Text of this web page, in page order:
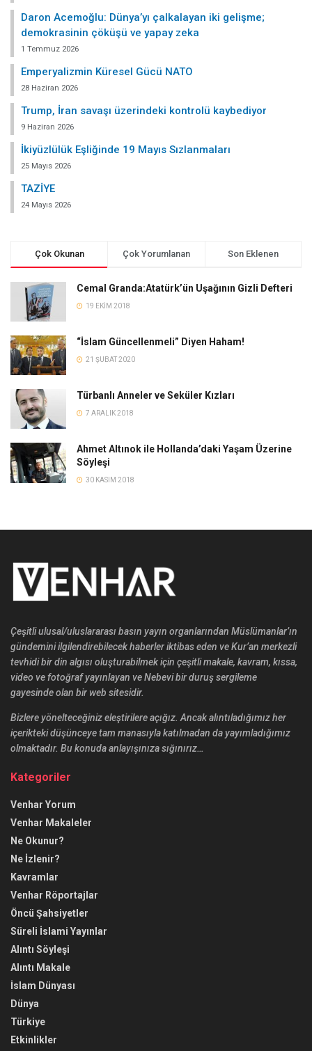
Daron Acemoğlu: Dünya’yı çalkalayan iki gelişme;
demokrasinin çöküşü ve yapay zeka
1 Temmuz 2026
Emperyalizmin Küresel Gücü NATO
28 Haziran 2026
Trump, İran savaşı üzerindeki kontrolü kaybediyor
9 Haziran 2026
İkiyüzlülük Eşliğinde 19 Mayıs Sızlanmaları
25 Mayıs 2026
TAZİYE
24 Mayıs 2026
Çok Okunan Çok Yorumlanan Son Eklenen
Cemal Granda:Atatürk’ün Uşağının Gizli Defteri
19 EKIM 2018
“İslam Güncellenmeli” Diyen Haham!
21 ŞUBAT 2020
Türbanlı Anneler ve Seküler Kızları
7 ARALIK 2018
Ahmet Altınok ile Hollanda’daki Yaşam Üzerine
Söyleşi
30 KASIM 2018
Çeşitli ulusal/uluslararası basın yayın organlarından Müslümanlar’ın
gündemini ilgilendirebilecek haberler iktibas eden ve Kur’an merkezli
tevhidi bir din algısı oluşturabilmek için çeşitli makale, kavram, kıssa,
video ve fotoğraf yayınlayan ve Nebevi bir duruş sergileme
gayesinde olan bir web sitesidir.
Bizlere yönelteceğiniz eleştirilere açığız. Ancak alıntıladığımız her
içerikteki düşünceye tam manasıyla katılmadan da yayımladığımız
olmaktadır. Bu konuda anlayışınıza sığınırız…
Kategoriler
Venhar Yorum
Venhar Makaleler
Ne Okunur?
Ne İzlenir?
Kavramlar
Venhar Röportajlar
Öncü Şahsiyetler
Süreli İslami Yayınlar
Alıntı Söyleşi
Alıntı Makale
İslam Dünyası
Dünya
Türkiye
Etkinlikler